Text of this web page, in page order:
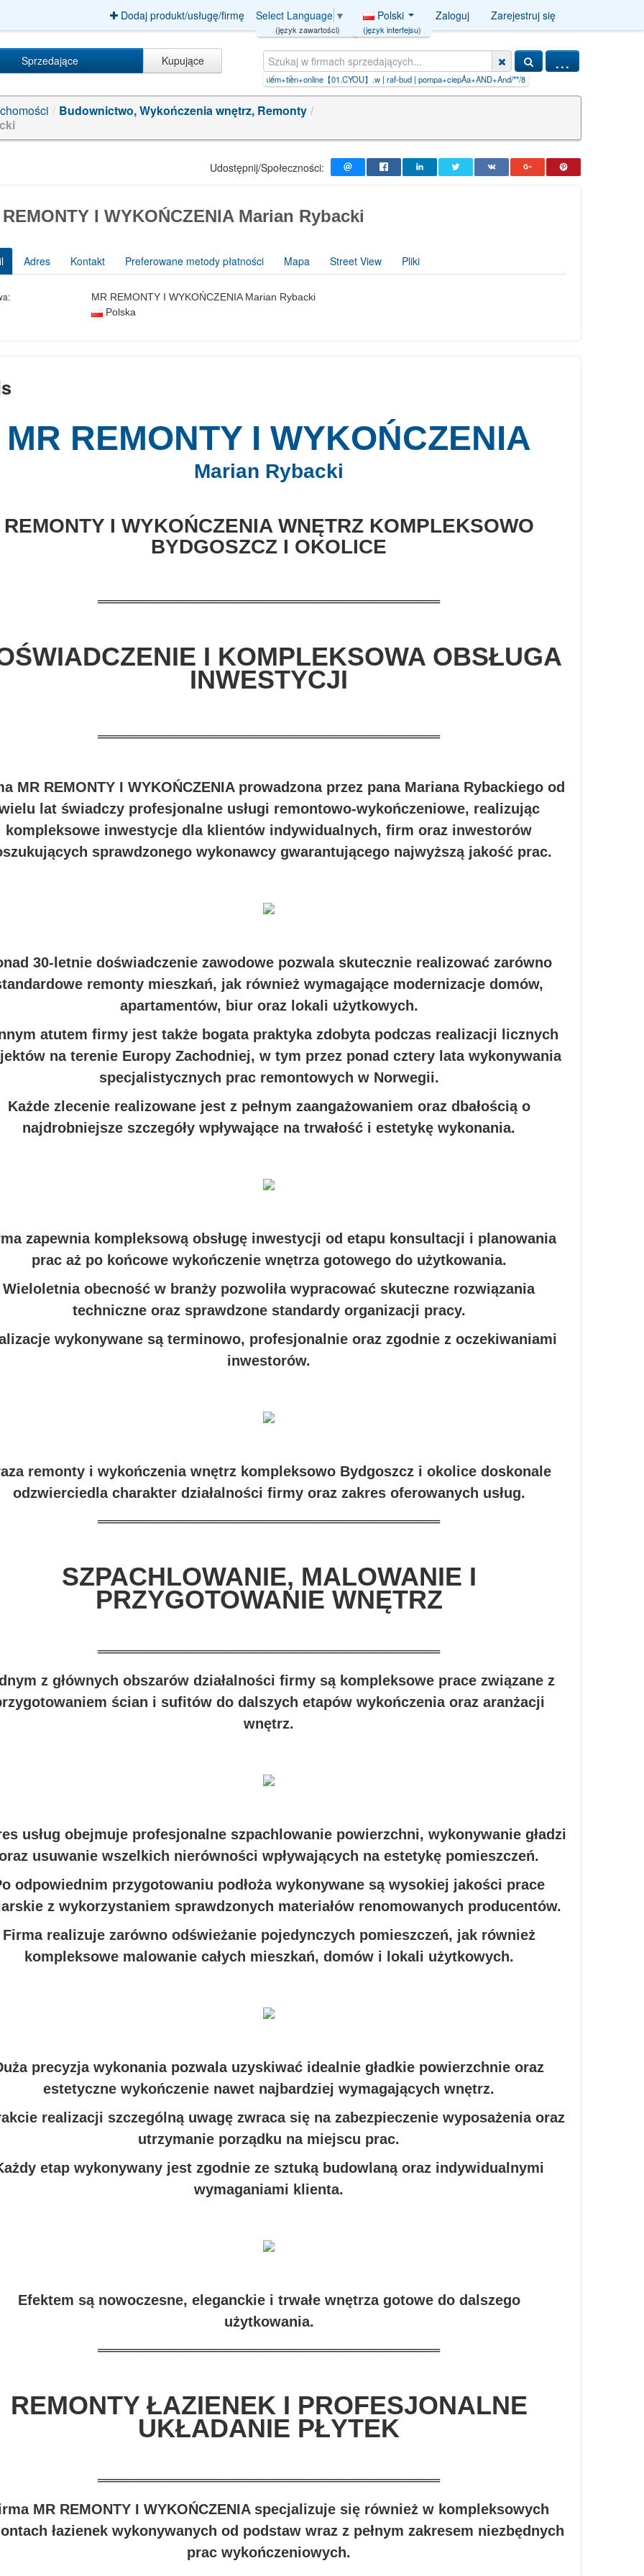
Dodaj produkt/usługę/firmę Select Language ▼
(język zawartości)
Polski
(język interfejsu)
Zaloguj Zarejestruj się
Sprzedające Kupujące ...
achi+kiếm+tiền+online【01.CYOU】.w|raf-bud|pompa+ciepÅa+AND+And/**/8230=(s|iljadore+paszport+do+piękna
/ Budownictwo, Wykończenia wnętrz, Remonty /
Udostępnij/Społeczności:
I WYKOŃCZENIA Marian Rybacki
Adres Kontakt Preferowane metody płatności Mapa Street View Pliki
MR REMONTY I WYKOŃCZENIA Marian Rybacki
Polska
MR REMONTY I WYKOŃCZENIA
Marian Rybacki
REMONTY I WYKOŃCZENIA WNĘTRZ KOMPLEKSOWO
BYDGOSZCZ I OKOLICE
══════════════════════════════════
I KOMPLEKSOWA OBSŁUGA
INWESTYCJI
══════════════════════════════════
MR REMONTY I WYKOŃCZENIA prowadzona przez pana Mariana Rybackiego od
lat świadczy profesjonalne usługi remontowo-wykończeniowe, realizując
kompleksowe inwestycje dla klientów indywidualnych, firm oraz inwestorów
sprawdzonego wykonawcy gwarantującego najwyższą jakość prac.
30-letnie doświadczenie zawodowe pozwala skutecznie realizować zarówno
remonty mieszkań, jak również wymagające modernizacje domów,
apartamentów, biur oraz lokali użytkowych.
atutem firmy jest także bogata praktyka zdobyta podczas realizacji licznych
na terenie Europy Zachodniej, w tym przez ponad cztery lata wykonywania
specjalistycznych prac remontowych w Norwegii.
Każde zlecenie realizowane jest z pełnym zaangażowaniem oraz dbałością o
najdrobniejsze szczegóły wpływające na trwałość i estetykę wykonania.
zapewnia kompleksową obsługę inwestycji od etapu konsultacji i planowania
prac aż po końcowe wykończenie wnętrza gotowego do użytkowania.
Wieloletnia obecność w branży pozwoliła wypracować skuteczne rozwiązania
techniczne oraz sprawdzone standardy organizacji pracy.
wykonywane są terminowo, profesjonalnie oraz zgodnie z oczekiwaniami
inwestorów.
remonty i wykończenia wnętrz kompleksowo Bydgoszcz i okolice doskonale
odzwierciedla charakter działalności firmy oraz zakres oferowanych usług.
══════════════════════════════════
SZPACHLOWANIE, MALOWANIE I
PRZYGOTOWANIE WNĘTRZ
══════════════════════════════════
z głównych obszarów działalności firmy są kompleksowe prace związane z
ścian i sufitów do dalszych etapów wykończenia oraz aranżacji
wnętrz.
usług obejmuje profesjonalne szpachlowanie powierzchni, wykonywanie gładzi
usuwanie wszelkich nierówności wpływających na estetykę pomieszczeń.
odpowiednim przygotowaniu podłoża wykonywane są wysokiej jakości prace
z wykorzystaniem sprawdzonych materiałów renomowanych producentów.
Firma realizuje zarówno odświeżanie pojedynczych pomieszczeń, jak również
kompleksowe malowanie całych mieszkań, domów i lokali użytkowych.
precyzja wykonania pozwala uzyskiwać idealnie gładkie powierzchnie oraz
estetyczne wykończenie nawet najbardziej wymagających wnętrz.
realizacji szczególną uwagę zwraca się na zabezpieczenie wyposażenia oraz
utrzymanie porządku na miejscu prac.
etap wykonywany jest zgodnie ze sztuką budowlaną oraz indywidualnymi
wymaganiami klienta.
Efektem są nowoczesne, eleganckie i trwałe wnętrza gotowe do dalszego
użytkowania.
══════════════════════════════════
REMONTY ŁAZIENEK I PROFESJONALNE
UKŁADANIE PŁYTEK
══════════════════════════════════
MR REMONTY I WYKOŃCZENIA specjalizuje się również w kompleksowych
łazienek wykonywanych od podstaw wraz z pełnym zakresem niezbędnych
prac wykończeniowych.